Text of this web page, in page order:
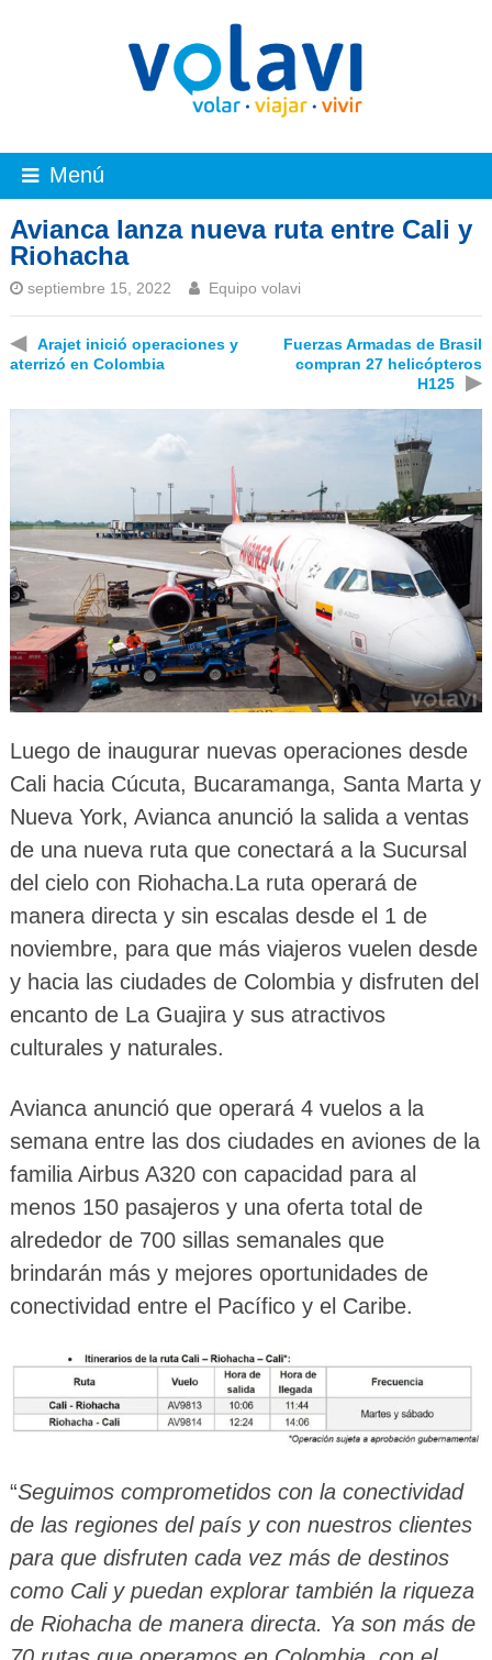
Menú
Avianca lanza nueva ruta entre Cali y
Riohacha
septiembre 15, 2022 Equipo volavi
◀
Arajet inició operaciones y
aterrizó en Colombia
Fuerzas Armadas de Brasil
compran 27 helicópteros
H125
▶
Luego de inaugurar nuevas operaciones desde
Cali hacia Cúcuta, Bucaramanga, Santa Marta y
Nueva York, Avianca anunció la salida a ventas
de una nueva ruta que conectará a la Sucursal
del cielo con Riohacha.La ruta operará de
manera directa y sin escalas desde el 1 de
noviembre, para que más viajeros vuelen desde
y hacia las ciudades de Colombia y disfruten del
encanto de La Guajira y sus atractivos
culturales y naturales.
Avianca anunció que operará 4 vuelos a la
semana entre las dos ciudades en aviones de la
familia Airbus A320 con capacidad para al
menos 150 pasajeros y una oferta total de
alrededor de 700 sillas semanales que
brindarán más y mejores oportunidades de
conectividad entre el Pacífico y el Caribe.
“Seguimos comprometidos con la conectividad
de las regiones del país y con nuestros clientes
para que disfruten cada vez más de destinos
como Cali y puedan explorar también la riqueza
de Riohacha de manera directa. Ya son más de